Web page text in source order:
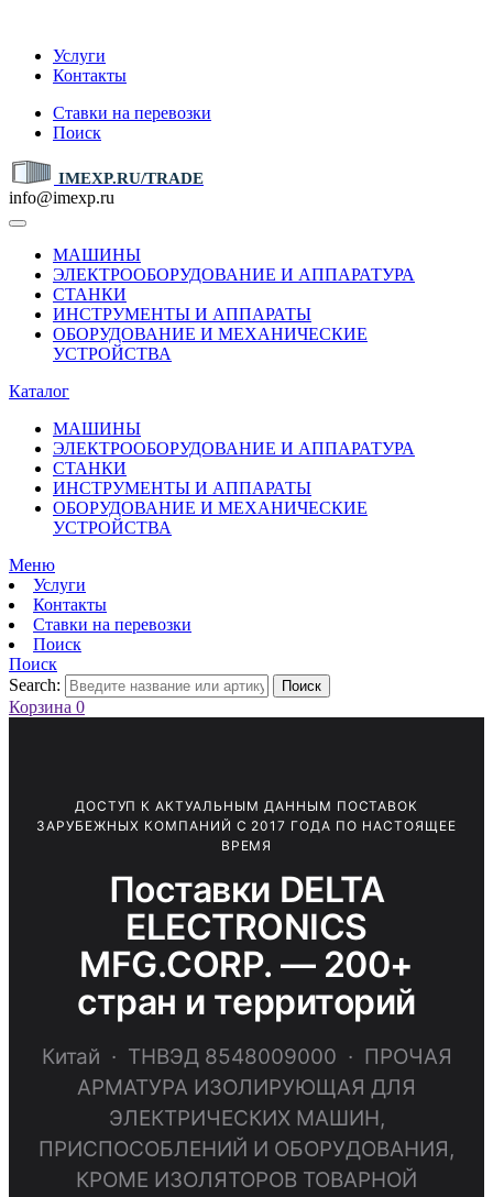
Услуги
Контакты
Ставки на перевозки
Поиск
IMEXP.RU/TRADE
info@imexp.ru
МАШИНЫ
ЭЛЕКТРООБОРУДОВАНИЕ И АППАРАТУРА
СТАНКИ
ИНСТРУМЕНТЫ И АППАРАТЫ
ОБОРУДОВАНИЕ И МЕХАНИЧЕСКИЕ
УСТРОЙСТВА
Каталог
МАШИНЫ
ЭЛЕКТРООБОРУДОВАНИЕ И АППАРАТУРА
СТАНКИ
ИНСТРУМЕНТЫ И АППАРАТЫ
ОБОРУДОВАНИЕ И МЕХАНИЧЕСКИЕ
УСТРОЙСТВА
Меню
Услуги
Контакты
Ставки на перевозки
Поиск
Поиск
Search:
Поиск
Корзина 0
ДОСТУП К АКТУАЛЬНЫМ ДАННЫМ ПОСТАВОК
ЗАРУБЕЖНЫХ КОМПАНИЙ С 2017 ГОДА ПО НАСТОЯЩЕЕ
ВРЕМЯ
Поставки DELTA
ELECTRONICS
MFG.CORP. — 200+
стран и территорий
Китай · ТНВЭД 8548009000 · ПРОЧАЯ
АРМАТУРА ИЗОЛИРУЮЩАЯ ДЛЯ
ЭЛЕКТРИЧЕСКИХ МАШИН,
ПРИСПОСОБЛЕНИЙ И ОБОРУДОВАНИЯ,
КРОМЕ ИЗОЛЯТОРОВ ТОВАРНОЙ